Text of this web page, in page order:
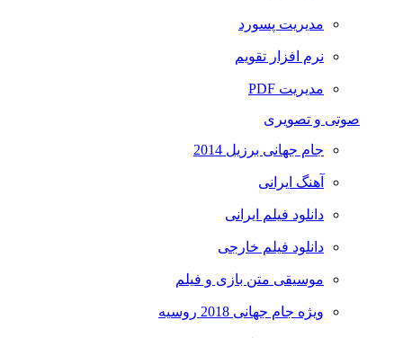
مدیریت پسورد
نرم افزار تقویم
مدیریت PDF
صوتی و تصویری
جام جهانی برزیل 2014
آهنگ ایرانی
دانلود فیلم ایرانی
دانلود فیلم خارجی
موسیقی متن بازی و فیلم
ویژه جام جهانی 2018 روسیه